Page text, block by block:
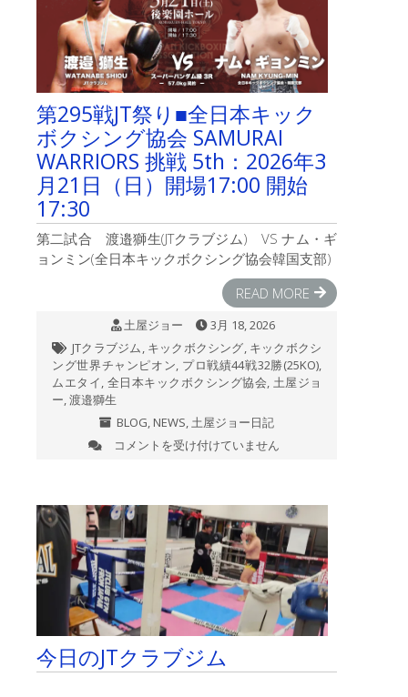
日
本
キ
ッ
ク
ク
シ
ン
グ
協
SAMURAI
WARRIORS
挑
年
3
月
21
渡
邉
念
な
が
ら
2R
KO
負
け
で
し
第295戦JT祭り■全日本キック
ボクシング協会 SAMURAI
WARRIORS 挑戦 5th：2026年3
月21日（日）開場17:00 開始
17:30
第二試合 渡邉獅生(JTクラブジム) VS ナム・ギ
ョンミン(全日本キックボクシング協会韓国支部)
READ MORE
土屋ジョー
3月 18, 2026
JTクラブジム, キックボクシング, キックボクシ
ング世界チャンピオン, プロ戦績44戦32勝(25KO),
ムエタイ, 全日本キックボクシング協会, 土屋ジョ
ー,渡邉獅生
BLOG, NEWS,土屋ジョー日記
第
祭
り
■
全
日
本
キ
ッ
ク
ボ
コメントを受け付けていません
今日のJTクラブジム